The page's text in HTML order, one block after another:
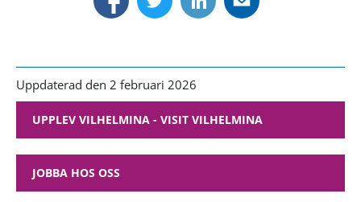
Uppdaterad den 2 februari 2026
UPPLEV VILHELMINA - VISIT VILHELMINA
JOBBA HOS OSS